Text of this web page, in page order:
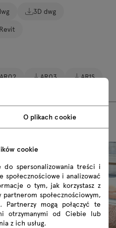
3D dwg
Revit
AR02 AR03 AR1S
O plikach cookie
cookie
do spersonalizowania treści i
i analizować
o tym, jak korzystasz z
społecznościowym,
Partnerzy mogą połączyć te
otrzymanymi od Ciebie lub
z ich usług.